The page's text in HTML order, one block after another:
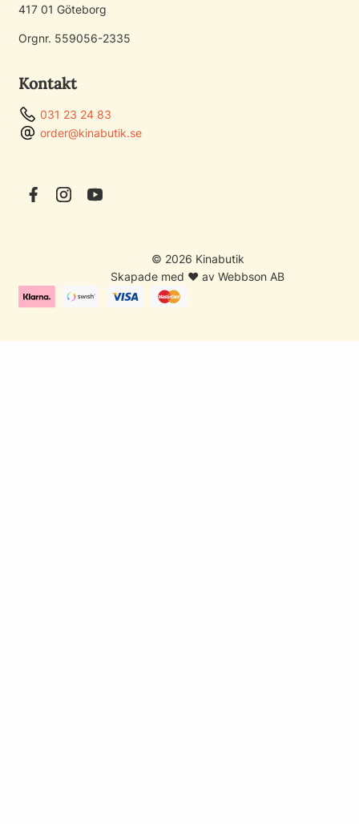
417 01 Göteborg
Orgnr. 559056-2335
Kontakt
031 23 24 83
order@kinabutik.se
© 2026 Kinabutik
Skapade med ♥ av Webbson AB